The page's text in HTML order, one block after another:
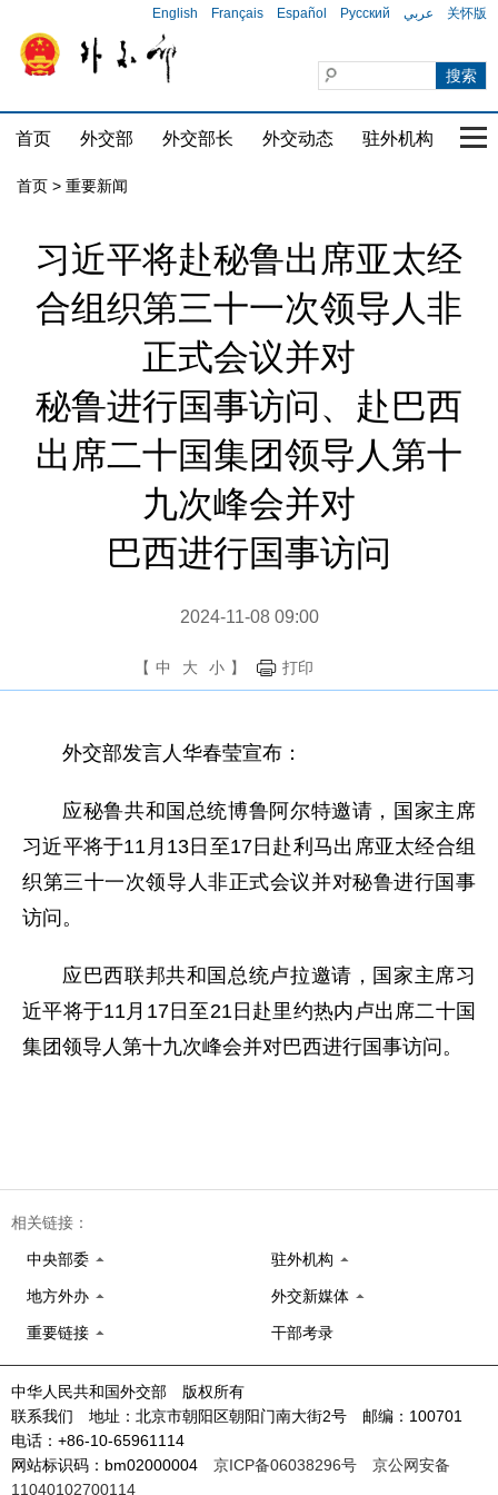
English Français Español Русский عربي 关怀版
首页 外交部 外交部长 外交动态 驻外机构 国
首页 > 重要新闻
习近平将赴秘鲁出席亚太经
合组织第三十一次领导人非
正式会议并对
秘鲁进行国事访问、赴巴西
出席二十国集团领导人第十
九次峰会并对
巴西进行国事访问
2024-11-08 09:00
【 中 大 小 】 打印
外交部发言人华春莹宣布：
应秘鲁共和国总统博鲁阿尔特邀请，国家主席
习近平将于11月13日至17日赴利马出席亚太经合组
织第三十一次领导人非正式会议并对秘鲁进行国事
访问。
应巴西联邦共和国总统卢拉邀请，国家主席习
近平将于11月17日至21日赴里约热内卢出席二十国
集团领导人第十九次峰会并对巴西进行国事访问。
相关链接：
中央部委 驻外机构
地方外办 外交新媒体
重要链接 干部考录
中华人民共和国外交部 版权所有
联系我们 地址：北京市朝阳区朝阳门南大街2号 邮编：100701
电话：+86-10-65961114
网站标识码：bm02000004 京ICP备06038296号
京公网安备
11040102700114